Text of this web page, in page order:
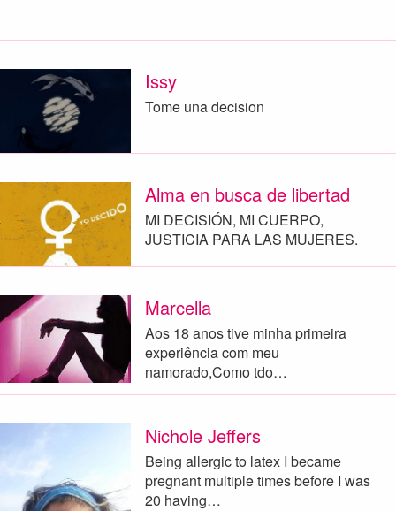
Issy
Tome una decision
Alma en busca de libertad
MI DECISIÓN, MI CUERPO,
JUSTICIA PARA LAS MUJERES.
Marcella
Aos 18 anos tive minha primeira
experiência com meu
namorado,Como tdo…
Nichole Jeffers
Being allergic to latex I became
pregnant multiple times before I was
20 having…